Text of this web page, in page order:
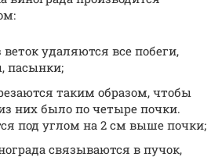
удаляются все побеги,
пасынки;
таким образом, чтобы
них было по четыре почки.
под углом на 2 см выше почки;
связываются в пучок,